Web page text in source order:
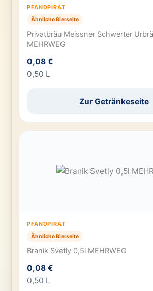
PFANDPIRAT
Ähnliche Bierseite
Privatbräu Meissner Schwerter
MEHRWEG
0,08 €
0,50 L
Zur Getränkeseite
PFANDPIRAT
Ähnliche Bierseite
Branik Svetly 0,5l MEHRWEG
0,08 €
0,50 L